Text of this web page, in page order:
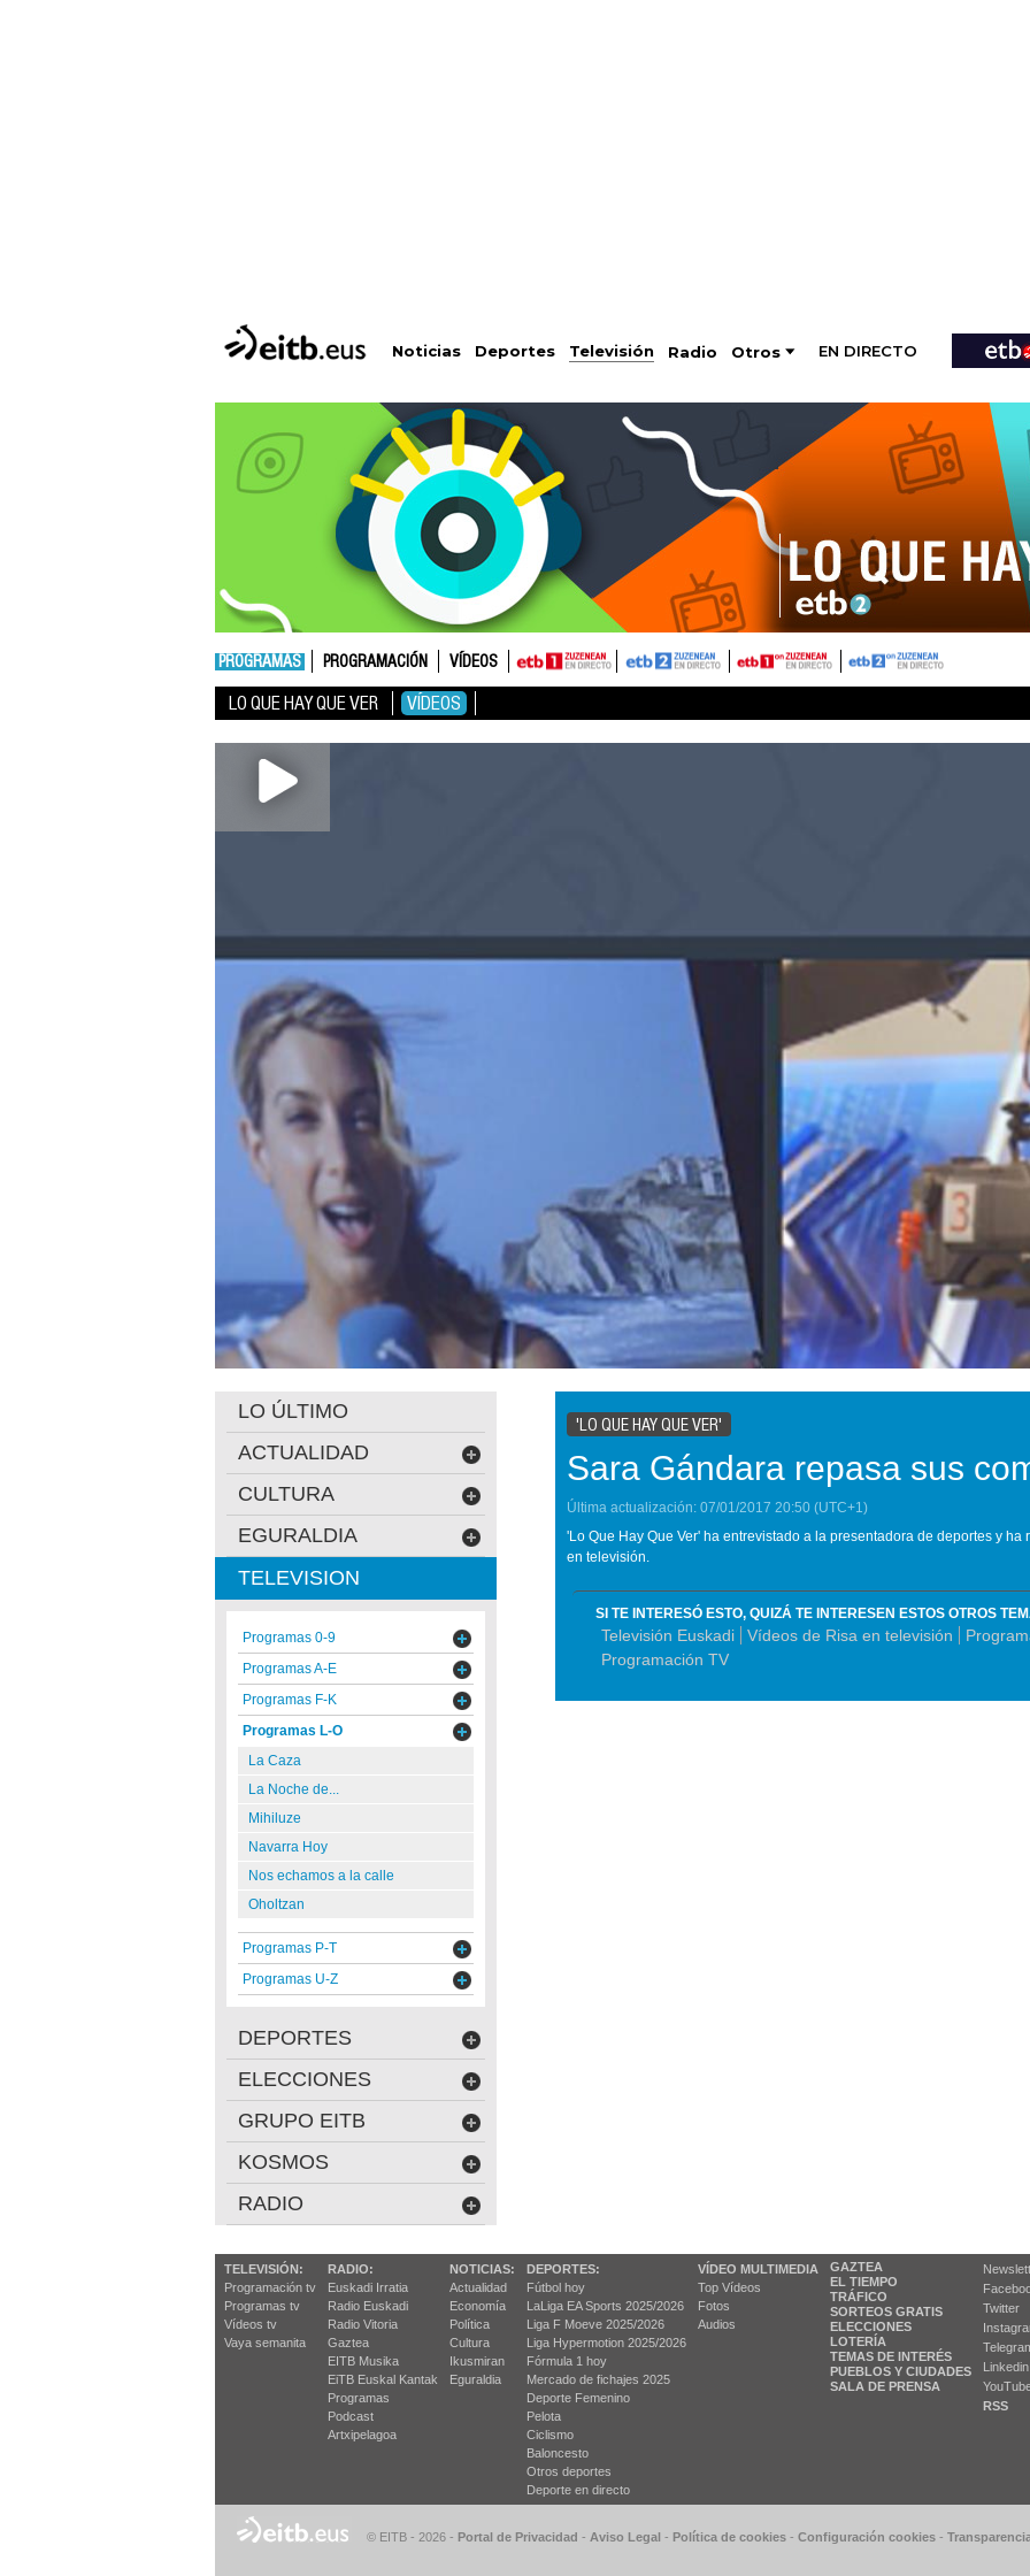
Noticias Deportes Televisión Radio Otros EN DIRECTO
PROGRAMAS PROGRAMACIÓN VÍDEOS
LO QUE HAY QUE VER VÍDEOS
'LO QUE HAY QUE VER'
Sara Gándara repasa sus
Última actualización: 07/01/2017 20:50 (UTC+1)
'Lo Que Hay Que Ver' ha entrevistado a la presentadora de deportes y
en televisión.
SI TE INTERESÓ ESTO, QUIZÁ TE INTERESEN ESTOS OTROS
Televisión Euskadi Vídeos de Risa en televisión
Programación TV
LO ÚLTIMO
ACTUALIDAD
CULTURA
EGURALDIA
TELEVISION
Programas 0-9
Programas A-E
Programas F-K
Programas L-O
La Caza
La Noche de...
Mihiluze
Navarra Hoy
Nos echamos a la calle
Oholtzan
Programas P-T
Programas U-Z
DEPORTES
ELECCIONES
GRUPO EITB
KOSMOS
RADIO
TELEVISIÓN:
Programación tv
Programas tv
Vídeos tv
Vaya semanita
RADIO:
Euskadi Irratia
Radio Euskadi
Radio Vitoria
Gaztea
EITB Musika
EiTB Euskal Kantak
Programas
Podcast
Artxipelagoa
NOTICIAS:
Actualidad
Economía
Política
Cultura
Ikusmiran
Eguraldia
DEPORTES:
Fútbol hoy
LaLiga EA Sports 2025/2026
Liga F Moeve 2025/2026
Liga Hypermotion 2025/2026
Fórmula 1 hoy
Mercado de fichajes 2025
Deporte Femenino
Pelota
Ciclismo
Baloncesto
Otros deportes
Deporte en directo
VÍDEO MULTIMEDIA
Top Vídeos
Fotos
Audios
GAZTEA
EL TIEMPO
TRÁFICO
SORTEOS GRATIS
ELECCIONES
LOTERÍA
TEMAS DE INTERÉS
PUEBLOS Y CIUDADES
SALA DE PRENSA
Twitter
Linkedin
RSS
© EITB - 2026 - Portal de Privacidad - Aviso Legal - Política de cookies - Configuración cookies -